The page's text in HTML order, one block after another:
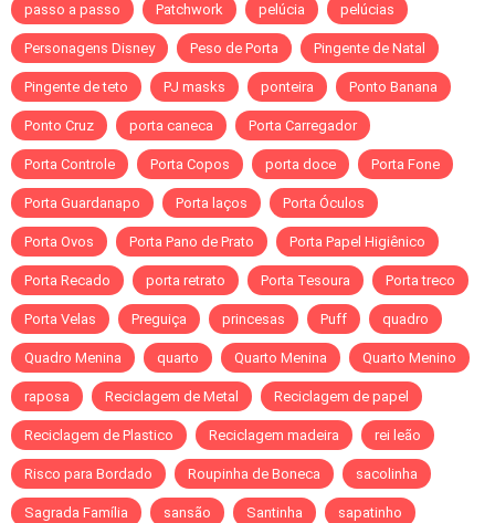
passo a passo Patchwork pelúcia pelúcias
Personagens Disney Peso de Porta Pingente de Natal
Pingente de teto PJ masks ponteira Ponto Banana
Ponto Cruz porta caneca Porta Carregador
Porta Controle Porta Copos porta doce Porta Fone
Porta Guardanapo Porta laços Porta Óculos
Porta Ovos Porta Pano de Prato Porta Papel Higiênico
Porta Recado porta retrato Porta Tesoura Porta treco
Porta Velas Preguiça princesas Puff quadro
Quadro Menina quarto Quarto Menina Quarto Menino
raposa Reciclagem de Metal Reciclagem de papel
Reciclagem de Plastico Reciclagem madeira rei leão
Risco para Bordado Roupinha de Boneca sacolinha
Sagrada Família sansão Santinha sapatinho